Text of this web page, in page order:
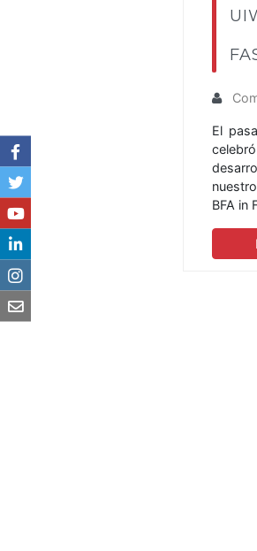
El
BFA in